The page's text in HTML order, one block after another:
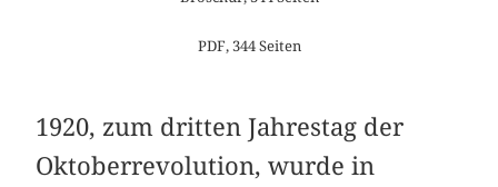
PDF, 344 Seiten
1920, zum dritten Jahrestag der
Oktoberrevolution, wurde in